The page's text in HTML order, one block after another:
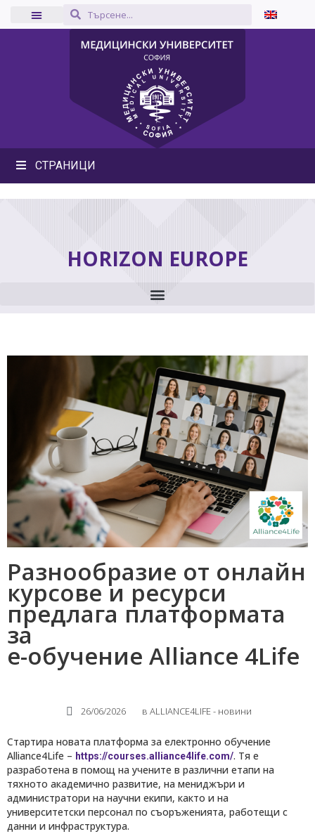
СТРАНИЦИ
HORIZON EUROPE
Разнообразие от онлайн
курсове и ресурси
предлага платформата
за
е-обучение Alliance 4Life
26/06/2026 в ALLIANCE4LIFE​ - новини
Стартира новата платформа за електронно обучение
Alliance4Life – https://courses.alliance4life.com/. Тя е
разработена в помощ на учените в различни етапи на
тяхното академично развитие, на мениджъри и
администратори на научни екипи, както и на
университетски персонал по съоръженията, работещи с
данни и инфраструктура.